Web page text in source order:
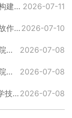
中华人民共和国和纳米比亚共和国关于构建新时代中纳命运共同体的联合声明 2026-07-11
习近平对福建泉州晋江市一鞋厂火灾事故作出重要指示 2026-07-10
习近平出席国家科学技术奖励大会两院院士大会中国科协第十一次全国代表大会并发表重要讲话 2026-07-08
习近平：在国家科学技术奖励大会、两院院士大会、中国科协第十一次全国代表大会上的讲话 2026-07-08
中共中央 国务院关于2025年度国家科学技术奖励的决定 2026-07-08